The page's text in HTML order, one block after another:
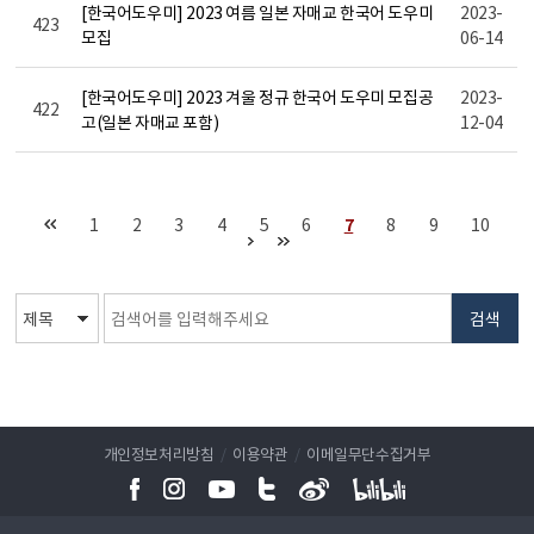
423
[한국어도우미] 2023 여름 일본 자매교 한국어 도우미
모집
2023-
06-14
422
[한국어도우미] 2023 겨울 정규 한국어 도우미 모집공
고(일본 자매교 포함)
2023-
12-04
1 2 3 4 5 6 7 8 9 10
검색
개인정보처리방침 / 이용약관 / 이메일무단수집거부